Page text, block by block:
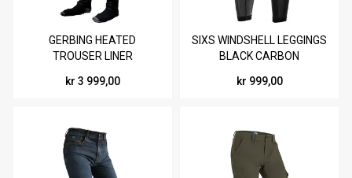
GERBING HEATED
TROUSER LINER
kr 3 999,00
SIXS WINDSHELL LEGGINGS
BLACK CARBON
kr 999,00